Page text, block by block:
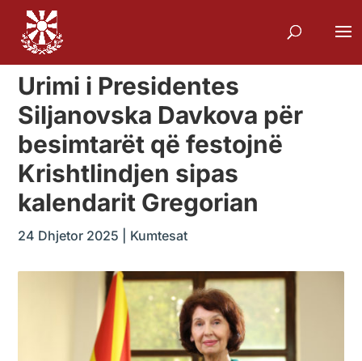
Urimi i Presidentes
Siljanovska Davkova për
besimtarët që festojnë
Krishtlindjen sipas
kalendarit Gregorian
24 Dhjetor 2025 Kumtesat